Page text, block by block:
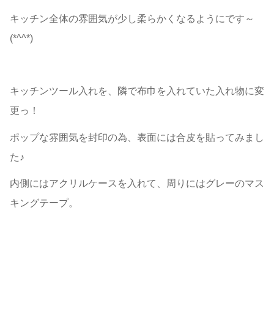
キッチン全体の雰囲気が少し柔らかくなるようにです～
(*^^*)
キッチンツール入れを、隣で布巾を入れていた入れ物に変
更っ！
ポップな雰囲気を封印の為、表面には合皮を貼ってみまし
た♪
内側にはアクリルケースを入れて、周りにはグレーのマス
キングテープ。